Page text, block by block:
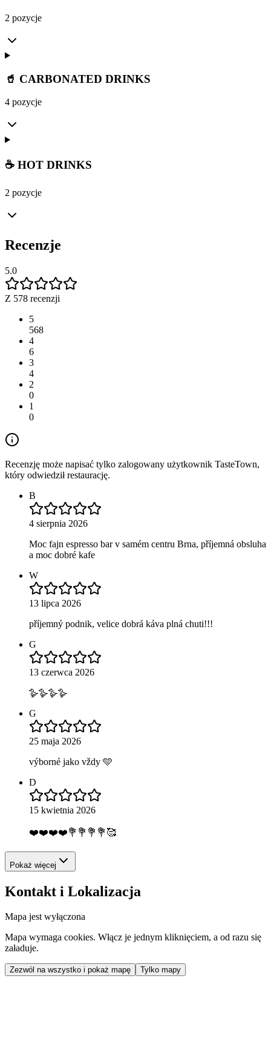
2 pozycje
🥤 CARBONATED DRINKS
4 pozycje
☕ HOT DRINKS
2 pozycje
Recenzje
5.0
Z 578 recenzji
5
568
4
6
3
4
2
0
1
0
Recenzję może napisać tylko zalogowany użytkownik TasteTown,
który odwiedził restaurację.
B
4 sierpnia 2026
Moc fajn espresso bar v samém centru Brna, příjemná obsluha
a moc dobré kafe
W
13 lipca 2026
příjemný podnik, velice dobrá káva plná chuti!!!
G
13 czerwca 2026
🪿🪿🪿🪿
G
25 maja 2026
výborné jako vždy 🩵
D
15 kwietnia 2026
❤️❤️❤️❤️💐💐💐💐🥰
Pokaż więcej
Kontakt i Lokalizacja
Mapa jest wyłączona
Mapa wymaga cookies. Włącz je jednym kliknięciem, a od razu się
załaduje.
Zezwól na wszystko i pokaż mapę Tylko mapy